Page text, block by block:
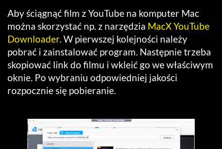
Aby ściągnąć film z YouTube na komputer Mac
można skorzystać np. z narzędzia MacX YouTube
Downloader. W pierwszej kolejności należy
pobrać i zainstalować program. Następnie trzeba
skopiować link do filmu i wkleić go we właściwym
oknie. Po wybraniu odpowiedniej jakości
rozpocznie się pobieranie.